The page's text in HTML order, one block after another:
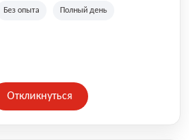
Без опыта Полный день
Откликнуться